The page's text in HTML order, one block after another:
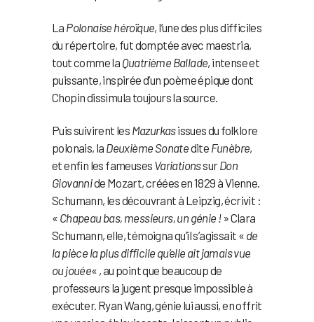
La Polonaise héroïque, l’une des plus difficiles
du répertoire, fut domptée avec maestria,
tout comme la Quatrième Ballade, intense et
puissante, inspirée d’un poème épique dont
Chopin dissimula toujours la source.
Puis suivirent les Mazurkasissues du folklore
polonais, la Deuxième Sonatedite Funèbre,
et enfin les fameuses VariationssurDon
Giovannide Mozart, créées en 1829 à Vienne.
Schumann, les découvrant à Leipzig, écrivit :
« Chapeau bas, messieurs, un génie !» Clara
Schumann, elle, témoigna qu’il s’agissait « de
la pièce la plus difficile qu’elle ait jamais vue
ou jouée« , au point que beaucoup de
professeurs la jugent presque impossible à
exécuter. Ryan Wang, génie lui aussi, en offrit